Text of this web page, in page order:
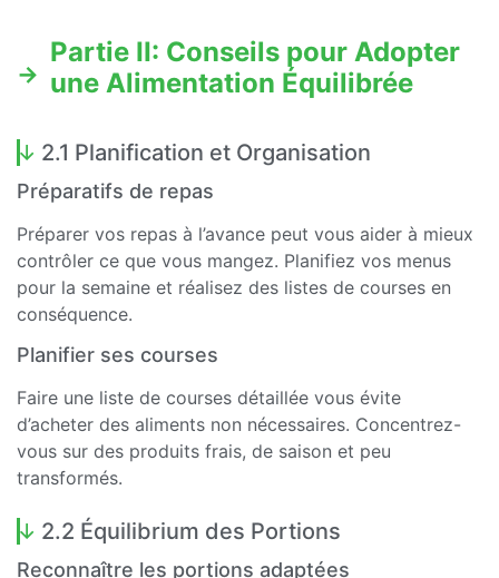
Partie II: Conseils pour Adopter
une Alimentation Équilibrée
2.1 Planification et Organisation
Préparatifs de repas
Préparer vos repas à l’avance peut vous aider à mieux
contrôler ce que vous mangez. Planifiez vos menus
pour la semaine et réalisez des listes de courses en
conséquence.
Planifier ses courses
Faire une liste de courses détaillée vous évite
d’acheter des aliments non nécessaires. Concentrez-
vous sur des produits frais, de saison et peu
transformés.
2.2 Équilibrium des Portions
Reconnaître les portions adaptées